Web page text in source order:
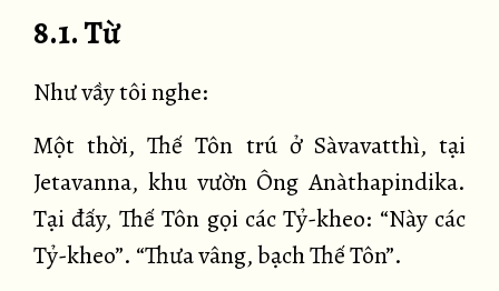
8.1. Từ
Như vầy tôi nghe:
Một thời, Thế Tôn trú ở Sàvavatthì, tại
Jetavanna, khu vườn Ông Anàthapindika.
Tại đấy, Thế Tôn gọi các Tỷ-kheo: “Này các
Tỷ-kheo”. “Thưa vâng, bạch Thế Tôn”.